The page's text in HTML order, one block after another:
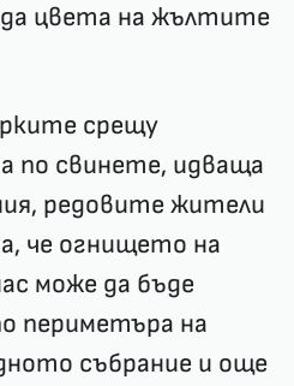
цвета на жълтите
срещу
по свинете, идваща
редовите жители
че огнището на
може да бъде
периметъра на
събрание и още